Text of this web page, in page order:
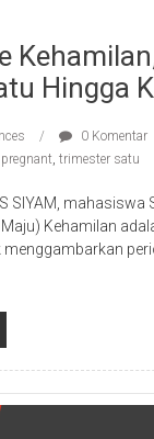
Hingga
0 Komentar
pregnant, trimester satu
SIYAM, mahasiswa
Kehamilan